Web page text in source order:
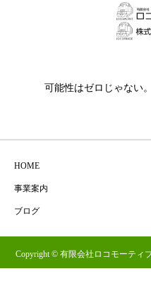
可能性はゼロじゃない
HOME
事業案内
ブログ
Copyright © 有限会社ロコモーティ
TEL